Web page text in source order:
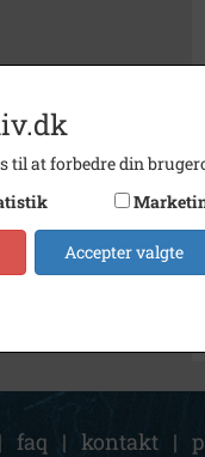
| faq | kontakt |
til at forbedre din
Accepter valgte